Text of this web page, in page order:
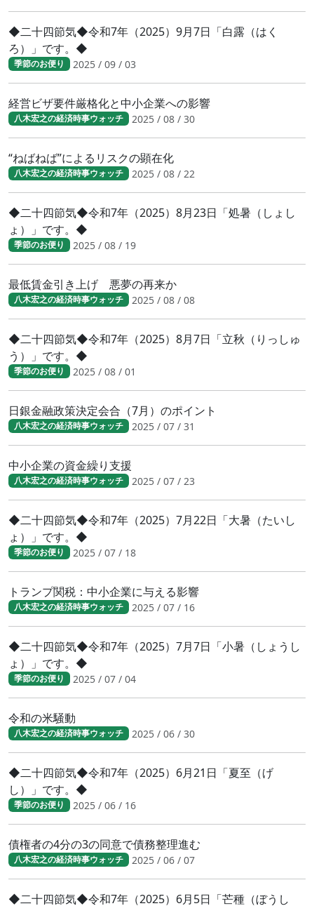
◆二十四節気◆令和7年（2025）9月7日「白露（はく
ろ）」です。◆
季節のお便り 2025 / 09 / 03
経営ビザ要件厳格化と中小企業への影響
八木宏之の経済時事ウォッチ 2025 / 08 / 30
“ねばねば”によるリスクの顕在化
八木宏之の経済時事ウォッチ 2025 / 08 / 22
◆二十四節気◆令和7年（2025）8月23日「処暑（しょし
ょ）」です。◆
季節のお便り 2025 / 08 / 19
最低賃金引き上げ 悪夢の再来か
八木宏之の経済時事ウォッチ 2025 / 08 / 08
◆二十四節気◆令和7年（2025）8月7日「立秋（りっしゅ
う）」です。◆
季節のお便り 2025 / 08 / 01
日銀金融政策決定会合（7月）のポイント
八木宏之の経済時事ウォッチ 2025 / 07 / 31
中小企業の資金繰り支援
八木宏之の経済時事ウォッチ 2025 / 07 / 23
◆二十四節気◆令和7年（2025）7月22日「大暑（たいし
ょ）」です。◆
季節のお便り 2025 / 07 / 18
トランプ関税：中小企業に与える影響
八木宏之の経済時事ウォッチ 2025 / 07 / 16
◆二十四節気◆令和7年（2025）7月7日「小暑（しょうし
ょ）」です。◆
季節のお便り 2025 / 07 / 04
令和の米騒動
八木宏之の経済時事ウォッチ 2025 / 06 / 30
◆二十四節気◆令和7年（2025）6月21日「夏至（げ
し）」です。◆
季節のお便り 2025 / 06 / 16
債権者の4分の3の同意で債務整理進む
八木宏之の経済時事ウォッチ 2025 / 06 / 07
◆二十四節気◆令和7年（2025）6月5日「芒種（ぼうし